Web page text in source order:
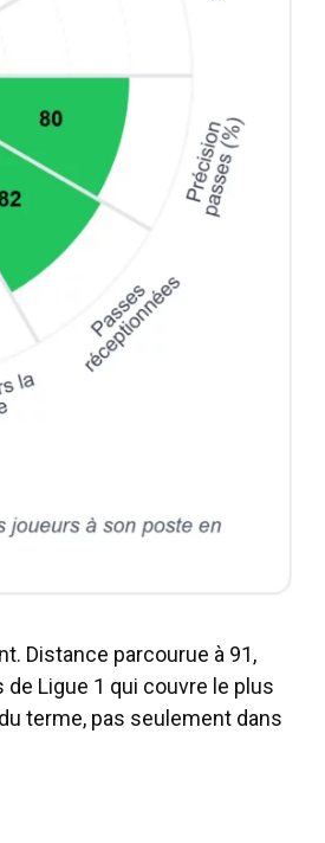
Distance parcourue à 91,
Ligue 1 qui couvre le plus
terme, pas seulement dans